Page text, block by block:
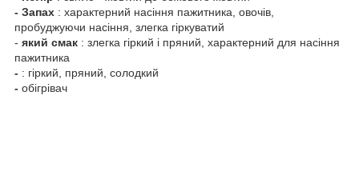
- Запах : характерний насіння пажитника, овочів,
пробуджуючи насіння, злегка гіркуватий
- який смак : злегка гіркий і пряний, характерний для насіння
пажитника
- : гіркий, пряний, солодкий
- обігрівач